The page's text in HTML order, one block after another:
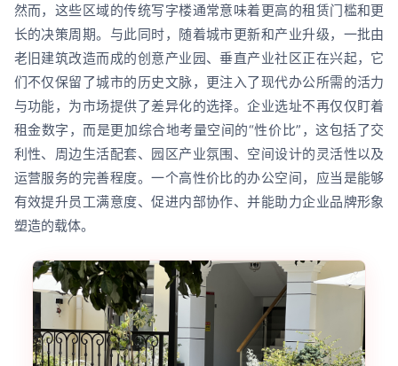
然而，这些区域的传统写字楼通常意味着更高的租赁门槛和更
长的决策周期。与此同时，随着城市更新和产业升级，一批由
老旧建筑改造而成的创意产业园、垂直产业社区正在兴起，它
们不仅保留了城市的历史文脉，更注入了现代办公所需的活力
与功能，为市场提供了差异化的选择。企业选址不再仅仅盯着
租金数字，而是更加综合地考量空间的“性价比”，这包括了交
利性、周边生活配套、园区产业氛围、空间设计的灵活性以及
运营服务的完善程度。一个高性价比的办公空间，应当是能够
有效提升员工满意度、促进内部协作、并能助力企业品牌形象
塑造的载体。